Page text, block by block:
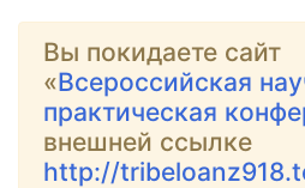
Вы покидаете сайт
«Всероссийская
практическая
внешней ссылке
http://